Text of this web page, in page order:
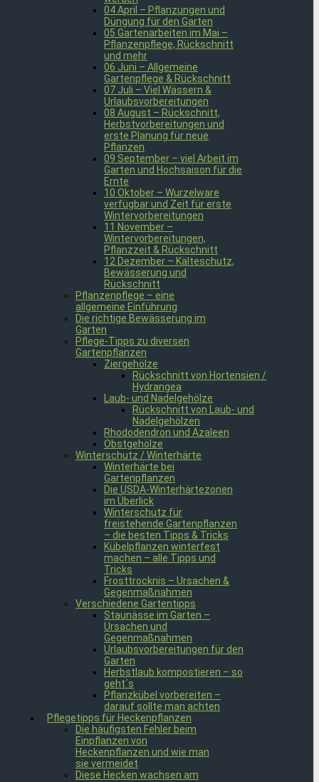
04 April – Pflanzungen und
Düngung für den Garten
05 Gartenarbeiten im Mai –
Pflanzenpflege, Rückschnitt
und mehr
06 Juni – Allgemeine
Gartenpflege & Rückschnitt
07 Juli – Viel Wässern &
Urlaubsvorbereitungen
08 August – Rückschnitt,
Herbstvorbereitungen und
erste Planung für neue
Pflanzen
09 September – viel Arbeit im
Garten und Hochsaison für die
Ernte
10 Oktober – Wurzelware
verfügbar und Zeit für erste
Wintervorbereitungen
11 November –
Wintervorbereitungen,
Pflanzzeit & Rückschnitt
12 Dezember – Kälteschutz,
Bewässerung und
Rückschnitt
Pflanzenpflege – eine
allgemeine Einführung
Die richtige Bewässerung im
Garten
Pflege-Tipps zu diversen
Gartenpflanzen
Ziergehölze
Rückschnitt von Hortensien /
Hydrangea
Laub- und Nadelgehölze
Rückschnitt von Laub- und
Nadelgehölzen
Rhododendron und Azaleen
Obstgehölze
Winterschutz / Winterhärte
Winterhärte bei
Gartenpflanzen
Die USDA-Winterhärtezonen
im Überlick
Winterschutz für
freistehende Gartenpflanzen
– die besten Tipps & Tricks
Kübelpflanzen winterfest
machen – alle Tipps und
Tricks
Frosttrocknis – Ursachen &
Gegenmaßnahmen
Verschiedene Gartentipps
Staunässe im Garten –
Ursachen und
Gegenmaßnahmen
Urlaubsvorbereitungen für den
Garten
Herbstlaub kompostieren – so
geht´s
Pflanzkübel vorbereiten –
darauf sollte man achten
Pflegetipps für Heckenpflanzen
Die häufigsten Fehler beim
Einpflanzen von
Heckenpflanzen und wie man
sie vermeidet
Diese Hecken wachsen am